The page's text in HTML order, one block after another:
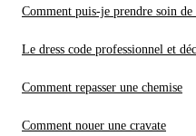
Comment puis-je prendre soin
Le dress code professionnel et
Comment repasser une chemise
Comment nouer une cravate